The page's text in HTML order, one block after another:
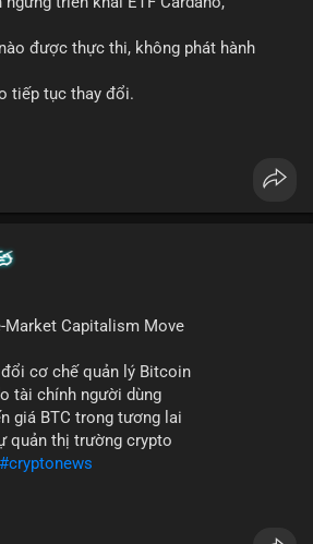
được thực thi, không phát hành
tiếp tục thay đổi.
Market Capitalism Move
cơ chế quản lý Bitcoin
tài chính người dùng
giá BTC trong tương lai
quản thị trường crypto
#cryptonews